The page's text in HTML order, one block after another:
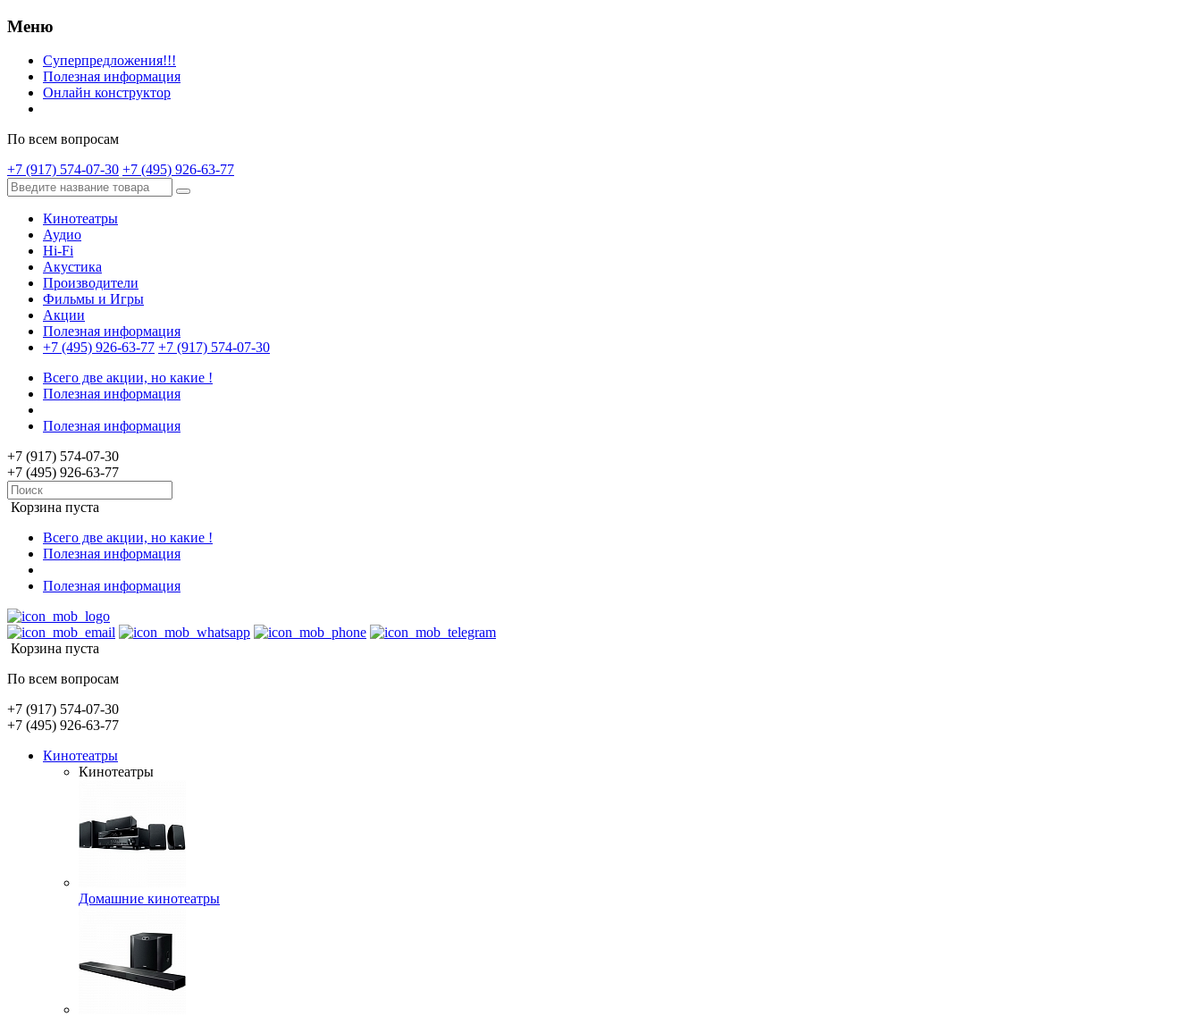
Меню
Суперпредложения!!!
Полезная информация
Онлайн конструктор
По всем вопросам
+7 (917) 574-07-30 +7 (495) 926-63-77
Кинотеатры
Аудио
Hi-Fi
Акустика
Производители
Фильмы и Игры
Акции
Полезная информация
+7 (495) 926-63-77 +7 (917) 574-07-30
Всего две акции, но какие !
Полезная информация
Полезная информация
+7 (917) 574-07-30
+7 (495) 926-63-77
Корзина пуста
Всего две акции, но какие !
Полезная информация
Полезная информация
Корзина пуста
По всем вопросам
+7 (917) 574-07-30
+7 (495) 926-63-77
Кинотеатры
Кинотеатры
Домашние кинотеатры